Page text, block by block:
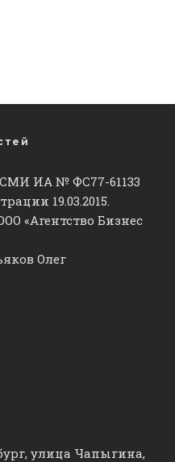
ИА № ФС77-61133
19.03.2015.
«Агентство Бизнес
Олег
улица Чапыгина,